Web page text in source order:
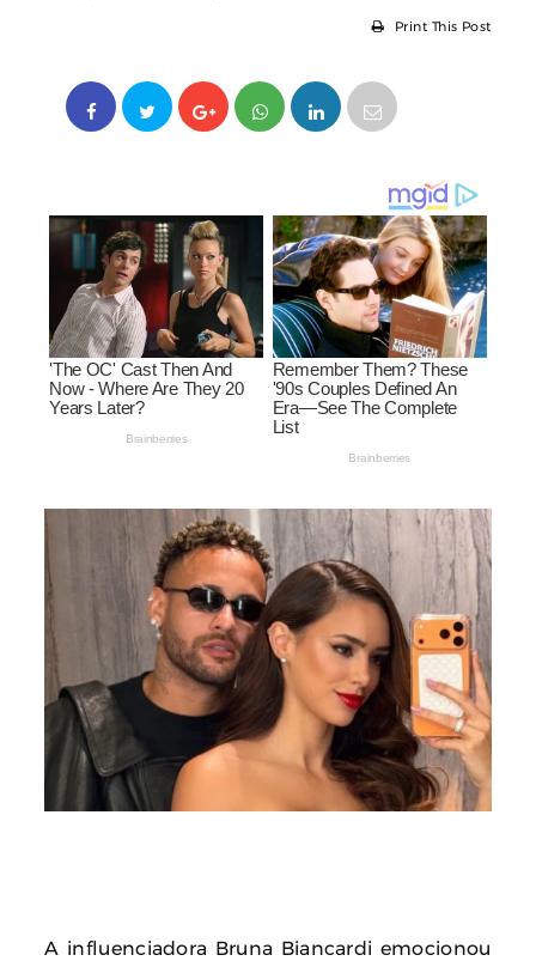
Print This Post
A influenciadora Bruna Biancardi emocionou